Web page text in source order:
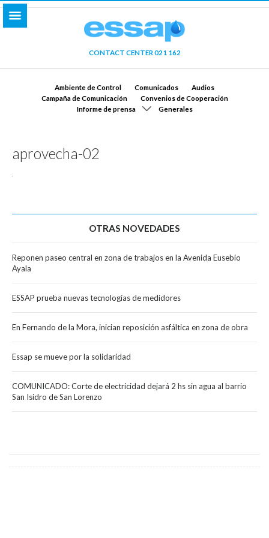
CONTACT CENTER 021 162
Ambiente de Control Comunicados
Audios
Campaña de Comunicación
Convenios de Cooperación
Informe de prensa
Generales
aprovecha-02
OTRAS NOVEDADES
Reponen paseo central en zona de trabajos en la Avenida Eusebio
Ayala
ESSAP prueba nuevas tecnologías de medidores
En Fernando de la Mora, inician reposición asfáltica en zona de obra
Essap se mueve por la solidaridad
COMUNICADO: Corte de electricidad dejará 2 hs sin agua al barrio
San Isidro de San Lorenzo